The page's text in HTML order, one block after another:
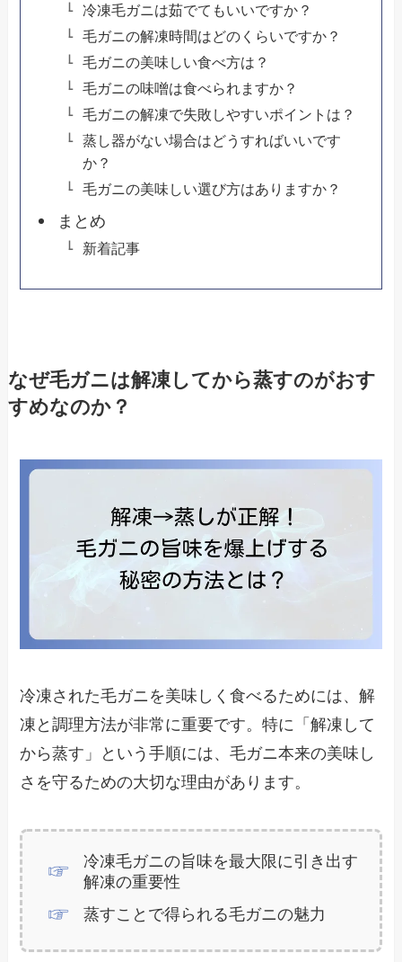
冷凍毛ガニは茹でてもいいですか？
毛ガニの解凍時間はどのくらいですか？
毛ガニの美味しい食べ方は？
毛ガニの味噌は食べられますか？
毛ガニの解凍で失敗しやすいポイントは？
蒸し器がない場合はどうすればいいです
か？
毛ガニの美味しい選び方はありますか？
まとめ
新着記事
なぜ毛ガニは解凍してから蒸すのがおす
すめなのか？
冷凍された毛ガニを美味しく食べるためには、解
凍と調理方法が非常に重要です。特に「解凍して
から蒸す」という手順には、毛ガニ本来の美味し
さを守るための大切な理由があります。
冷凍毛ガニの旨味を最大限に引き出す
解凍の重要性
蒸すことで得られる毛ガニの魅力